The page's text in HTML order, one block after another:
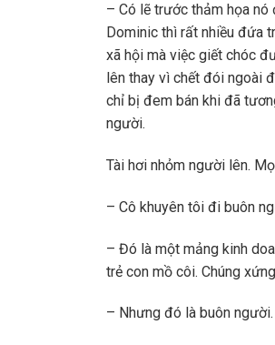
– Có lẽ trước thảm họa
Dominic thì rất nhiều đứa
xã hội mà việc giết chóc
lên thay vì chết đói ngoài
chỉ bị đem bán khi đã
người.
Tài hơi nhỏm người lên.
– Cô khuyên tôi đi buôn
– Đó là một mảng kinh
trẻ con mồ côi. Chúng
– Nhưng đó là buôn